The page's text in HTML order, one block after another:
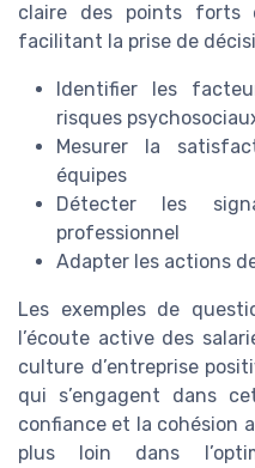
claire des points forts
facilitant la prise de
Identifier les
risques
Mesurer la
équipes
Détecter les
professionnel
Adapter les actions
Les exemples de
l’écoute active des
culture d’entreprise
qui s’engagent dans
confiance et la cohésion
plus loin dans